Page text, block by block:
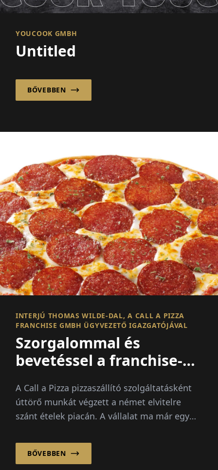
YOUCOOK GMBH
Untitled
BŐVEBBEN
INTERJÚ THOMAS WILDE-DAL, A CALL A PIZZA
FRANCHISE GMBH ÜGYVEZETŐ IGAZGATÓJÁVAL
Szorgalommal és
bevetéssel a franchise-
A Call a Pizza pizzaszállító szolgáltatásként
úttörő munkát végzett a német elvitelre
szánt ételek piacán. A vállalat ma már egy
BŐVEBBEN